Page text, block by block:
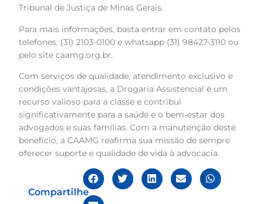
Tribunal de Justiça de Minas Gerais.
Para mais informações, basta entrar em contato pelos
telefones: (31) 2103-0100 e whatsapp (31) 98427-3110 ou
pelo site caamg.org.br.
Com serviços de qualidade, atendimento exclusivo e
condições vantajosas, a Drogaria Assistencial é um
recurso valioso para a classe e contribui
significativamente para a saúde e o bem-estar dos
advogados e suas famílias. Com a manutenção deste
benefício, a CAAMG reafirma sua missão de sempre
oferecer suporte e qualidade de vida à advocacia.
Compartilhe